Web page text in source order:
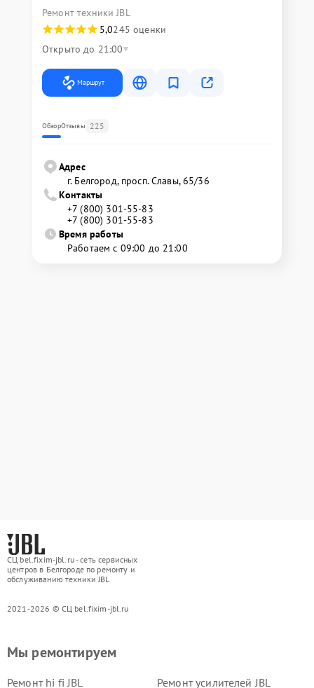
Ремонт техники JBL
5,0245 оценки
Открыто до 21:00
Маршрут
ОбзорОтзывы 225
Адрес
г. Белгород, просп. Славы, 65/36
Контакты
+7 (800) 301-55-83
+7 (800) 301-55-83
Время работы
Работаем с 09:00 до 21:00
СЦ bel.fixim-jbl.ru - сеть сервисных
центров в Белгороде по ремонту и
обслуживанию техники JBL
2021-2026 © СЦ bel.fixim-jbl.ru
Мы ремонтируем
Ремонт hi fi JBL
Ремонт усилителей JBL